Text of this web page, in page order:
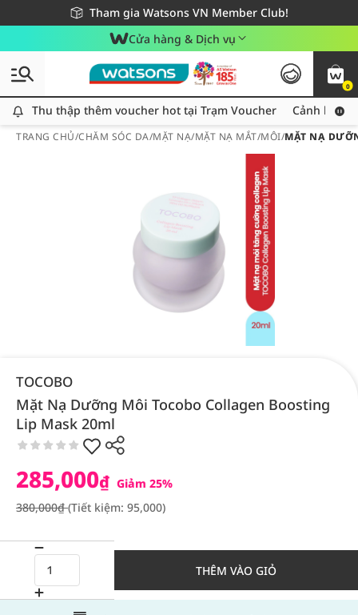
Tham gia Watsons VN Member Club!
Miễn phí giao hàng cho đơn hàng từ 249,000Đ
Giao hàng nhanh 24h - Áp dụng khu vực TP. Hồ Chí Minh
Cửa hàng & Dịch vụ
0
Thu thập thêm voucher hot tại Trạm Voucher
Thu thập thêm voucher hot tại Trạm Voucher Cảnh báo
TRANG CHỦ/CHĂM SÓC DA/MẶT NẠ/MẶT NẠ MẮT/MÔI/MẶT NẠ
TOCOBO
Mặt Nạ Dưỡng Môi Tocobo Collagen Boosting
Lip Mask 20ml
285,000₫ Giảm 25%
380,000₫(Tiết kiệm: 95,000)
THÊM VÀO GIỎ